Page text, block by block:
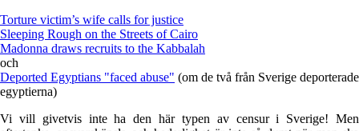
Torture victim’s wife calls for justice
Sleeping Rough on the Streets of Cairo
Madonna draws recruits to the Kabbalah
och
Deported Egyptians "faced abuse" (om de två från Sverige deporterade
egyptierna)
Vi vill givetvis inte ha den här typen av censur i Sverige! Men